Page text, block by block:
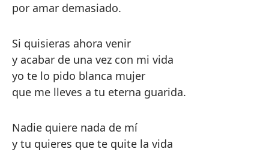
por amar demasiado.
Si quisieras ahora venir
y acabar de una vez con mi vida
yo te lo pido blanca mujer
que me lleves a tu eterna guarida.
Nadie quiere nada de mí
y tu quieres que te quite la vida